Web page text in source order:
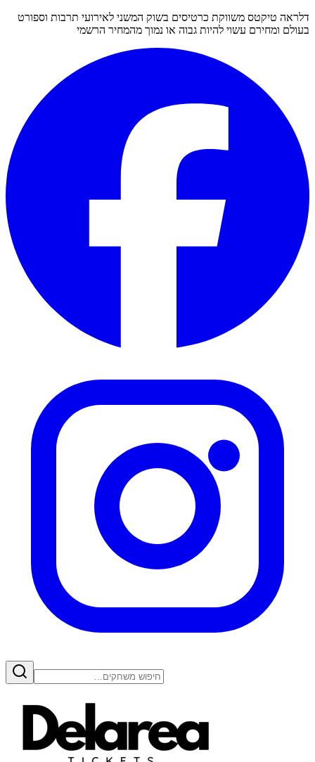
דלראה טיקטס משווקת כרטיסים בשוק המשני לאירועי תרבות וספורט
בעולם ומחירם עשוי להיות גבוה או נמוך מהמחיר הרשמי